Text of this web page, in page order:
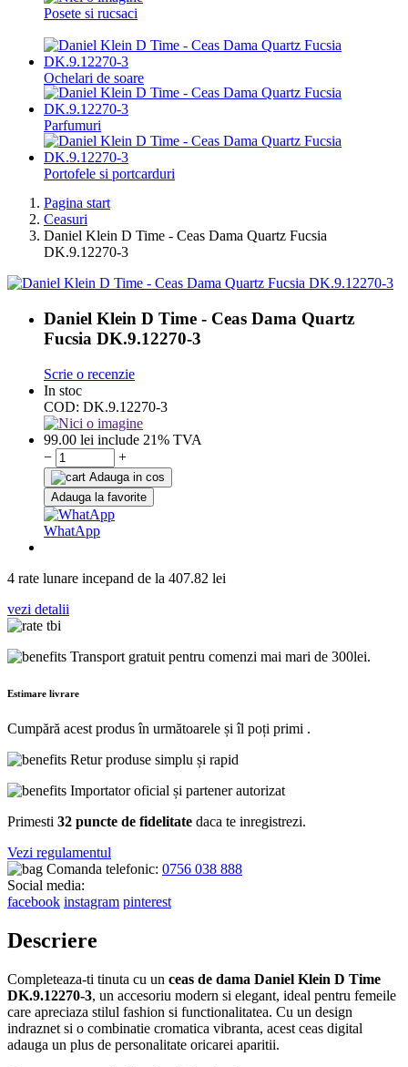
Posete si rucsaci
Ochelari de soare
Parfumuri
Portofele si portcarduri
Pagina start
Ceasuri
Daniel Klein D Time - Ceas Dama Quartz Fucsia
DK.9.12270-3
Daniel Klein D Time - Ceas Dama Quartz
Fucsia DK.9.12270-3
Scrie o recenzie
In stoc
COD: DK.9.12270-3
99.00 lei include 21% TVA
−
+
Adauga in cos
Adauga la favorite
WhatApp
4 rate lunare incepand de la 407.82 lei
vezi detalii
Transport gratuit pentru comenzi mai mari de 300lei.
Estimare livrare
Cumpără acest produs în următoarele și îl poți primi .
Retur produse simplu și rapid
Importator oficial și partener autorizat
Primesti 32 puncte de fidelitate daca te inregistrezi.
Vezi regulamentul
Comanda telefonic: 0756 038 888
Social media:
facebook instagram pinterest
Descriere
Completeaza-ti tinuta cu un ceas de dama Daniel Klein D Time
DK.9.12270-3, un accesoriu modern si elegant, ideal pentru femeile
care apreciaza stilul fashion si functionalitatea. Cu un design
indraznet si o combinatie cromatica vibranta, acest ceas digital
adauga un plus de personalitate oricarei aparitii.